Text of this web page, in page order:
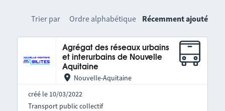
Trier par Ordre alphabétique Récemment ajouté
Agrégat des réseaux urbains
et interurbains de Nouvelle
Aquitaine
Nouvelle-Aquitaine
créé le 10/03/2022
Transport public collectif